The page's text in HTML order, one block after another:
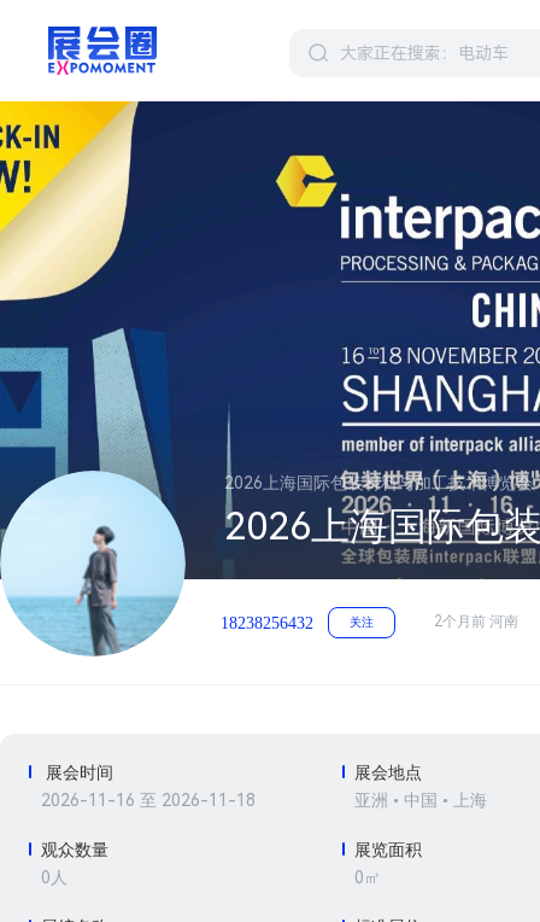
2026上海国际包装材料与加工技术博览会
2026上海国际包
18238256432 关注 2个月前 河南
展会时间
2026-11-16 至 2026-11-18
展会地点
亚洲 • 中国 • 上海
观众数量
0人
展览面积
0㎡